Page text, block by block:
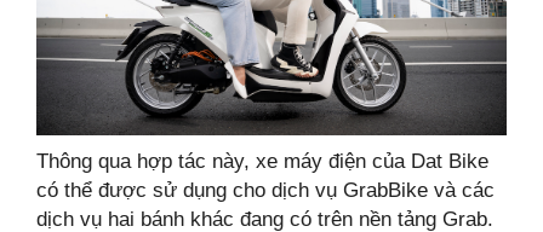
Thông qua hợp tác này, xe máy điện của Dat Bike
có thể được sử dụng cho dịch vụ GrabBike và các
dịch vụ hai bánh khác đang có trên nền tảng Grab.